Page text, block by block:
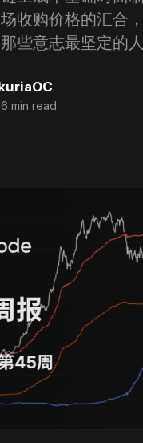
收购价格的汇合
些意志最坚定的人
min read